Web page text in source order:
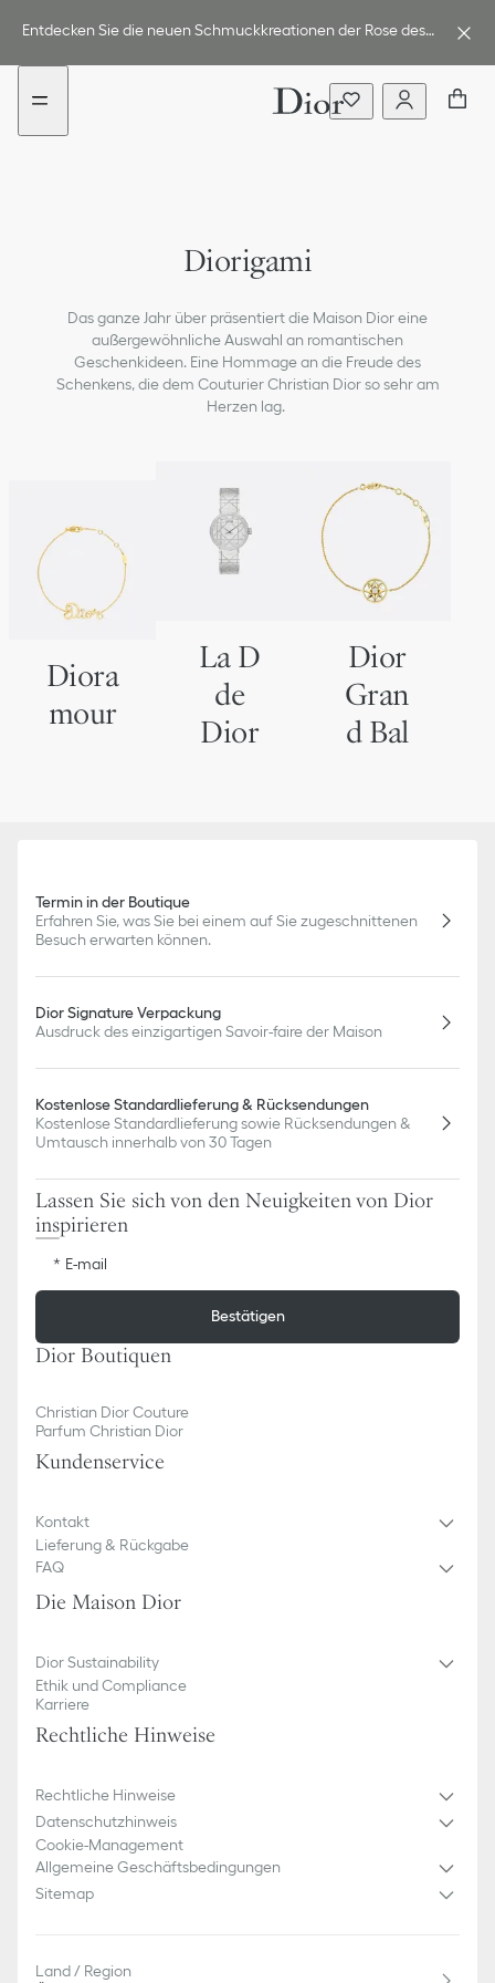
zumEntdecken Sie die neuen Schmuckkreationen der Rose des
Diorigami
Das ganze Jahr über präsentiert die Maison Dior eine
außergewöhnliche Auswahl an romantischen
Geschenkideen. Eine Hommage an die Freude des
Schenkens, die dem Couturier Christian Dior so sehr am
Herzen lag.
Diora
mour
La D
de
Dior
Dior
Gran
d Bal
Termin in der Boutique
Erfahren Sie, was Sie bei einem auf Sie zugeschnittenen
Besuch erwarten können.
Dior Signature Verpackung
Ausdruck des einzigartigen Savoir-faire der Maison
Kostenlose Standardlieferung & Rücksendungen
Kostenlose Standardlieferung sowie Rücksendungen &
Umtausch innerhalb von 30 Tagen
Lassen Sie sich von den Neuigkeiten von Dior
inspirieren
E-mail
Bestätigen
Dior Boutiquen
Christian Dior Couture
Parfum Christian Dior
Kundenservice
Kontakt
Lieferung & Rückgabe
FAQ
Die Maison Dior
Dior Sustainability
Ethik und Compliance
Karriere
Rechtliche Hinweise
Rechtliche Hinweise
Datenschutzhinweis
Cookie-Management
Allgemeine Geschäftsbedingungen
Sitemap
Land / Region